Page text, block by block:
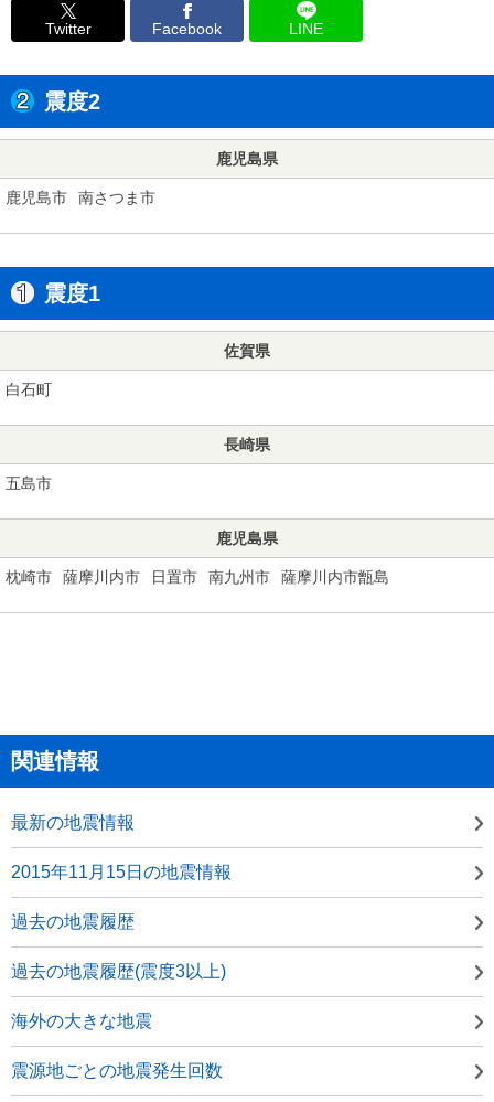
Twitter Facebook LINE
震度2
鹿児島県
鹿児島市 南さつま市
震度1
佐賀県
白石町
長崎県
五島市
鹿児島県
枕崎市 薩摩川内市 日置市 南九州市 薩摩川内市甑島
関連情報
最新の地震情報
2015年11月15日の地震情報
過去の地震履歴
過去の地震履歴(震度3以上)
海外の大きな地震
震源地ごとの地震発生回数